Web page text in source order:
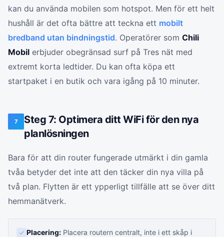
kan du använda mobilen som hotspot. Men för ett helt
hushåll är det ofta bättre att teckna ett mobilt
bredband utan bindningstid. Operatörer som Chili
Mobil erbjuder obegränsad surf på Tres nät med
extremt korta ledtider. Du kan ofta köpa ett
startpaket i en butik och vara igång på 10 minuter.
7
Steg 7: Optimera ditt WiFi för den nya
planlösningen
Bara för att din router fungerade utmärkt i din gamla
tvåa betyder det inte att den täcker din nya villa på
två plan. Flytten är ett ypperligt tillfälle att se över ditt
hemmanätverk.
Placering: Placera routern centralt, inte i ett skåp i